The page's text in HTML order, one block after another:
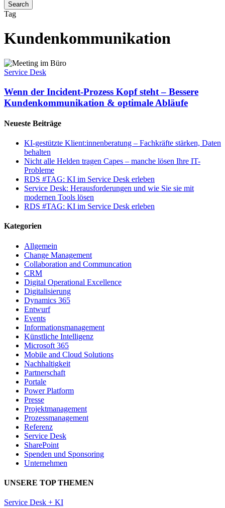
Search
Close
Tag
Kundenkommunikation
Wenn
der
Prozess
Kopf
steht
Bessere
optimale
Abläufe
Service Desk
Wenn der Incident-Prozess Kopf steht – Bessere
Kundenkommunikation & optimale Abläufe
Neueste Beiträge
KI-gestützte Klient:innenberatung – Fachkräfte stärken, Daten
behalten
Nicht alle Helden tragen Capes – manche lösen Ihre IT-
Probleme
RDS #TAG: KI im Service Desk erleben
Service Desk: Herausforderungen und wie Sie sie mit
modernen Tools lösen
RDS #TAG: KI im Service Desk erleben
Kategorien
Allgemein
Change Management
Collaboration and Communcation
CRM
Digital Operational Excellence
Digitalisierung
Dynamics 365
Entwurf
Events
Informationsmanagement
Künstliche Intelligenz
Microsoft 365
Mobile and Cloud Solutions
Nachhaltigkeit
Partnerschaft
Portale
Power Platform
Presse
Projektmanagement
Prozessmanagement
Referenz
Service Desk
SharePoint
Spenden und Sponsoring
Unternehmen
UNSERE TOP THEMEN
Service Desk + KI